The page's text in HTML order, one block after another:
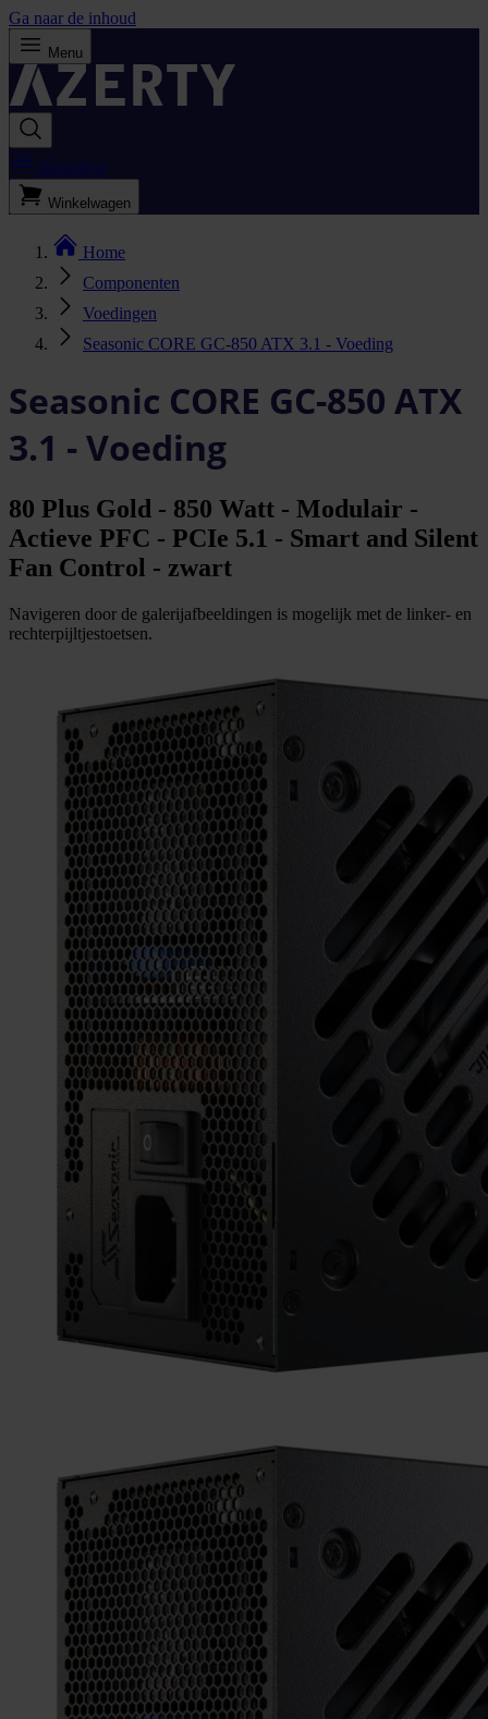
Ga naar de inhoud
Menu
Bestellijst
Winkelwagen
Home
Componenten
Voedingen
Seasonic CORE GC-850 ATX 3.1 - Voeding
Seasonic CORE GC-850 ATX
3.1 - Voeding
80 Plus Gold - 850 Watt - Modulair -
Actieve PFC - PCIe 5.1 - Smart and Silent
Fan Control - zwart
Navigeren door de galerijafbeeldingen is mogelijk met de linker- en
rechterpijltjestoetsen.